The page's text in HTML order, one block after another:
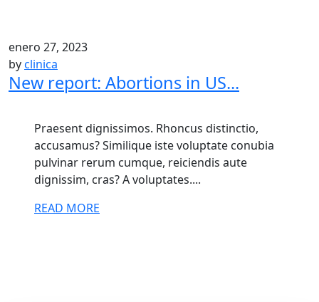
enero 27, 2023
byclinica
New report: Abortions in US...
Praesent dignissimos. Rhoncus distinctio,
accusamus? Similique iste voluptate conubia
pulvinar rerum cumque, reiciendis aute
dignissim, cras? A voluptates....
READ MORE